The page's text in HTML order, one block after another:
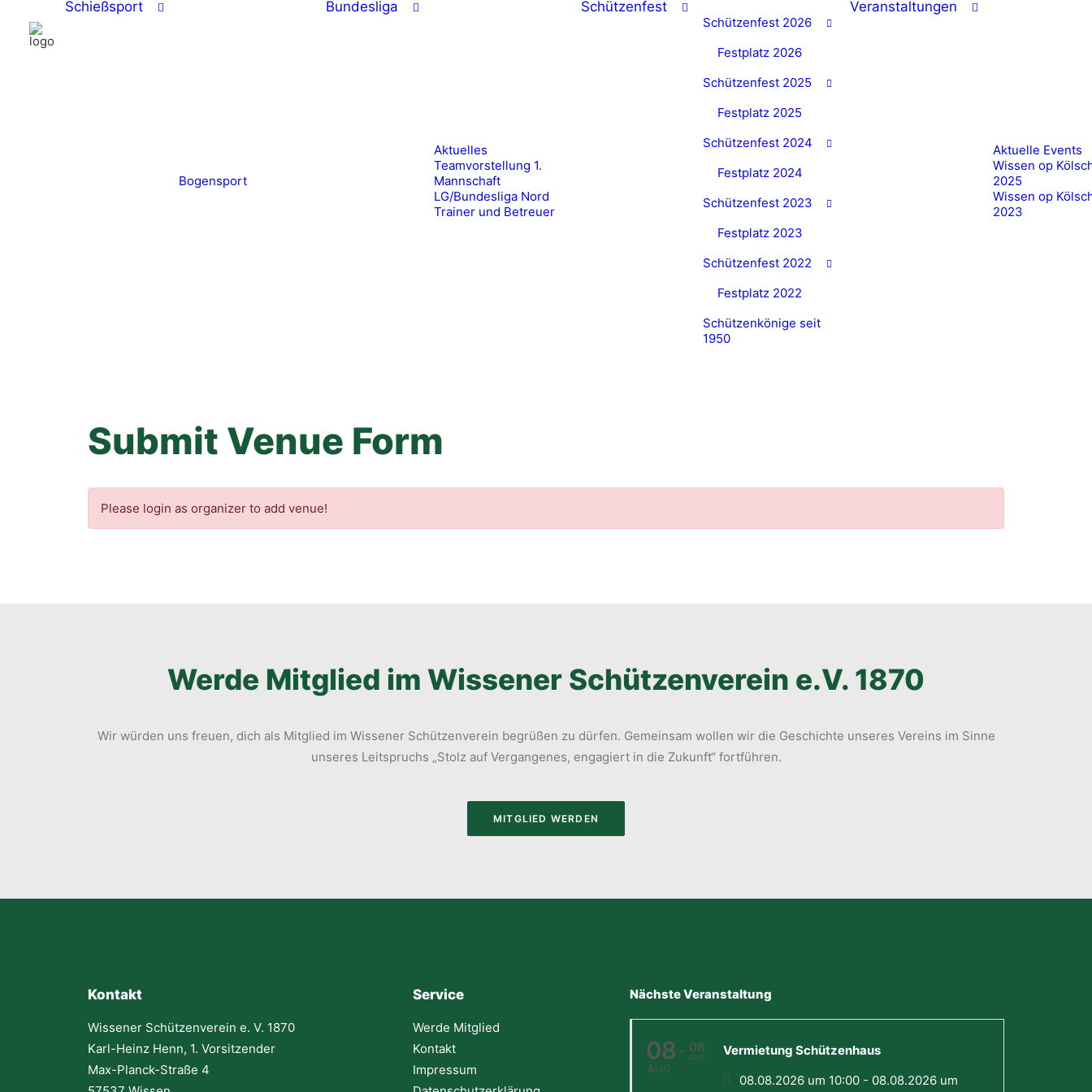
Schießsport
Bogensport
Bundesliga
Aktuelles
Teamvorstellung 1.
Mannschaft
LG/Bundesliga Nord
Trainer und Betreuer
Schützenfest
Schützenfest 2026
Festplatz 2026
Schützenfest 2025
Festplatz 2025
Schützenfest 2024
Festplatz 2024
Schützenfest 2023
Festplatz 2023
Schützenfest 2022
Festplatz 2022
Schützenkönige seit
1950
Veranstaltungen
Aktuelle Events
Wissen op
2025
Wissen op
2023
Submit Venue Form
Please login as organizer to add venue!
Werde Mitglied im Wissener Schützenverein e.V. 1870
Wir würden uns freuen, dich als Mitglied im Wissener Schützenverein begrüßen zu dürfen. Gemeinsam wollen wir die Geschichte unseres Vereins im Sinne
unseres Leitspruchs „Stolz auf Vergangenes, engagiert in die Zukunft“ fortführen.
MITGLIED WERDEN
Kontakt
Wissener Schützenverein e. V. 1870
Karl-Heinz Henn, 1. Vorsitzender
Max-Planck-Straße 4
Service
Werde Mitglied
Kontakt
Impressum
Nächste Veranstaltung
08
AUG.
- 08
AUG.
Vermietung Schützenhaus
08.08.2026 um 10:00 - 08.08.2026 um